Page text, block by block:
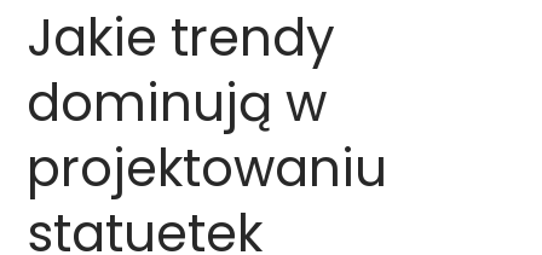
Jakie trendy
dominują w
projektowaniu
statuetek